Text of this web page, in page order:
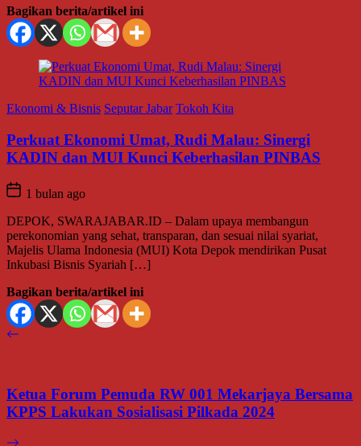
Bagikan berita/artikel ini
Ekonomi & Bisnis Seputar Jabar Tokoh Kita
Perkuat Ekonomi Umat, Rudi Malau: Sinergi
KADIN dan MUI Kunci Keberhasilan PINBAS
1 bulan ago
DEPOK, SWARAJABAR.ID – Dalam upaya membangun
perekonomian yang sehat, transparan, dan sesuai nilai syariat,
Majelis Ulama Indonesia (MUI) Kota Depok mendirikan Pusat
Inkubasi Bisnis Syariah […]
Bagikan berita/artikel ini
Ketua Forum Pemuda RW 001 Mekarjaya Bersama
KPPS Lakukan Sosialisasi Pilkada 2024